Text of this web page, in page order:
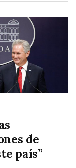
de
país”